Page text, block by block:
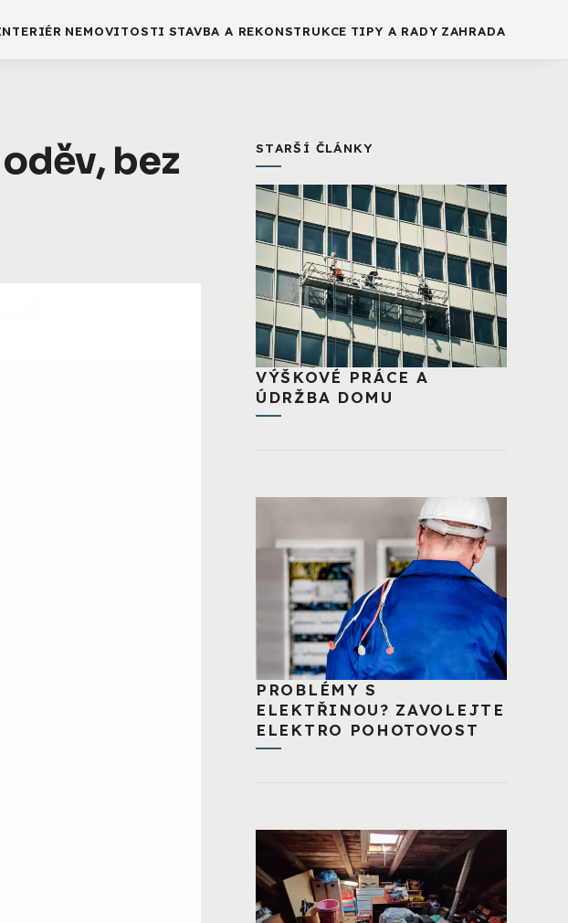
NEMOVITOSTI STAVBA A REKONSTRUKCE TIPY A RADY ZAHRADA
bez
STARŠÍ ČLÁNKY
VÝŠKOVÉ PRÁCE A
ÚDRŽBA DOMU
PROBLÉMY S
ELEKTŘINOU? ZAVOLEJTE
ELEKTRO POHOTOVOST